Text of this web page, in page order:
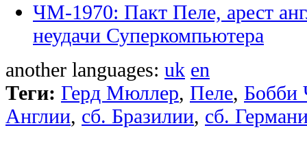
ЧМ-1970: Пакт Пеле, арест
неудачи Суперкомпьютера
another languages: uk en
Теги: Герд Мюллер, Пеле, Бобби
Англии, сб. Бразилии, сб.